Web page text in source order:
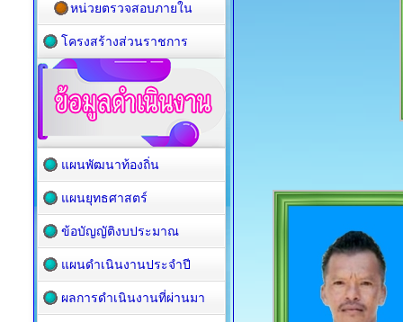
หน่วยตรวจสอบภายใน
โครงสร้างส่วนราชการ
แผนพัฒนาท้องถิ่น
แผนยุทธศาสตร์
ข้อบัญญัติงบประมาณ
แผนดำเนินงานประจำปี
ผลการดำเนินงานที่ผ่านมา